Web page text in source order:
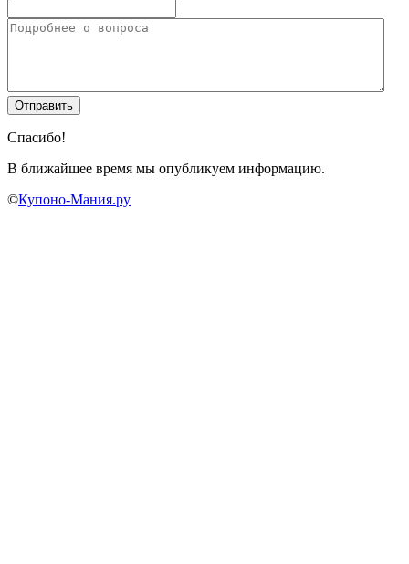
Спасибо!
В ближайшее время мы опубликуем информацию.
©Купоно-Мания.ру